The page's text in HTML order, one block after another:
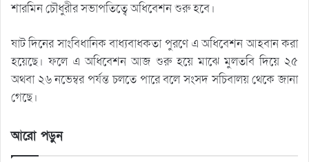
শারমিন চৌধুরীর সভাপতিত্বে অধিবেশন শুরু হবে।
ষাট দিনের সাংবিধানিক বাধ্যবাধকতা পুরণে এ অধিবেশন আহবান করা
হয়েছে। ফলে এ অধিবেশন আজ শুরু হয়ে মাঝে মুলতবি দিয়ে ২৫
অথবা ২৬ নভেম্বর পর্যন্ত চলতে পারে বলে সংসদ সচিবালয় থেকে জানা
গেছে।
আরো পড়ুন